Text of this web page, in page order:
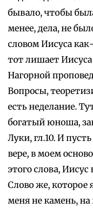
бывало, чтобы
менее, дела, не
словом Иисуса
тот лишает
Нагорной
Вопросы,
есть неделание.
богатый юноша,
Луки, гл.10. И
вере, в моем
этого слова,
Слово же, которое
меня не камень,